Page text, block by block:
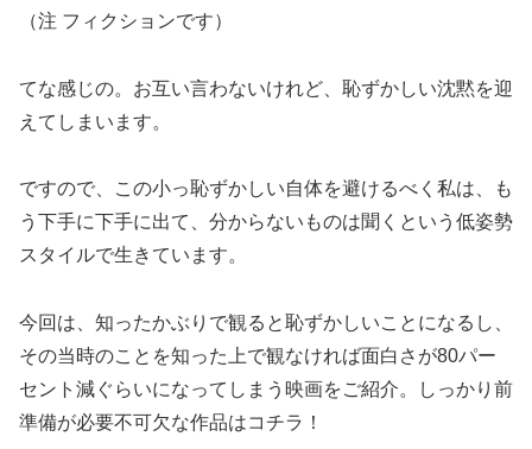
（注 フィクションです）
てな感じの。お互い言わないけれど、恥ずかしい沈黙を迎
えてしまいます。
ですので、この小っ恥ずかしい自体を避けるべく私は、も
う下手に下手に出て、分からないものは聞くという低姿勢
スタイルで生きています。
今回は、知ったかぶりで観ると恥ずかしいことになるし、
その当時のことを知った上で観なければ面白さが80パー
セント減ぐらいになってしまう映画をご紹介。しっかり前
準備が必要不可欠な作品はコチラ！